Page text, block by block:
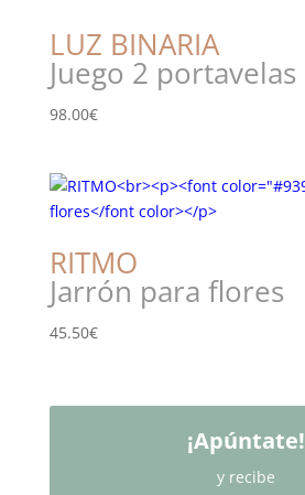
LUZ BINARIA
Juego 2 portavelas
98.00€
RITMO
Jarrón para flores
45.50€
¡Apúntate!
y recibe